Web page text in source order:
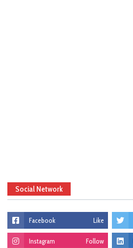
Social Network
Facebook Like
Instagram Follow